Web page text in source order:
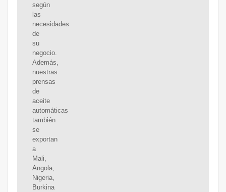
según
las
necesidades
de
su
negocio.
Además,
nuestras
prensas
de
aceite
automáticas
también
se
exportan
a
Mali,
Angola,
Nigeria,
Burkina